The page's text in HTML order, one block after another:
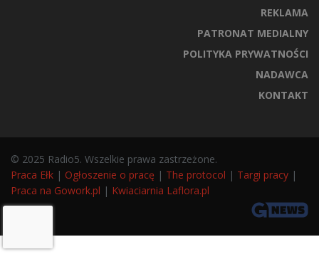
REKLAMA
PATRONAT MEDIALNY
POLITYKA PRYWATNOŚCI
NADAWCA
KONTAKT
© 2025 Radio5. Wszelkie prawa zastrzeżone.
Praca Ełk | Ogłoszenie o pracę | The protocol | Targi pracy |
Praca na Gowork.pl | Kwiaciarnia Laflora.pl